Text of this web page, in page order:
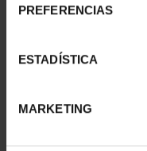
PREFERENCIAS
ESTADÍSTICA
MARKETING